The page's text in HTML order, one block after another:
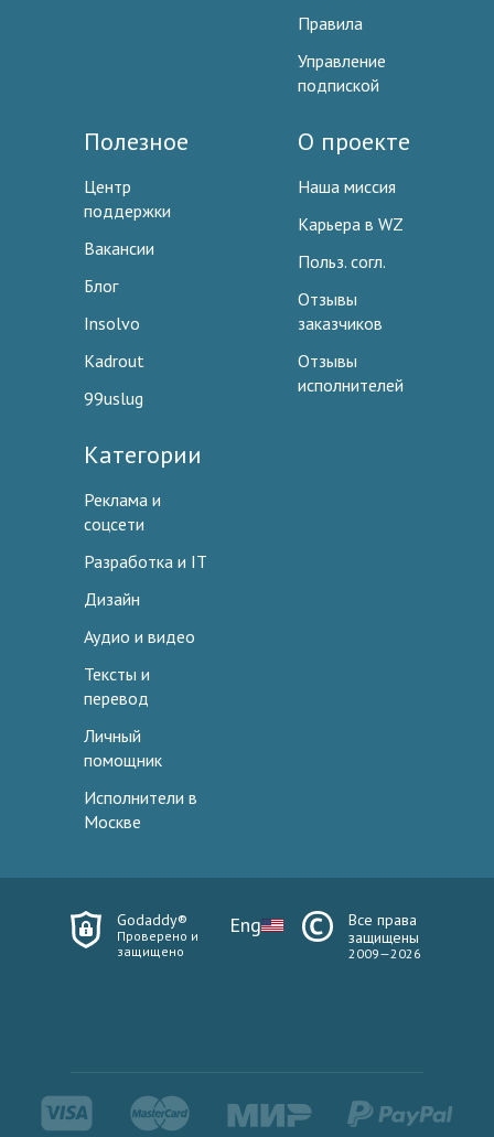
Правила
Управление
подпиской
Полезное
Центр
поддержки
Вакансии
Блог
Insolvo
Kadrout
99uslug
О проекте
Наша миссия
Карьера в WZ
Польз. согл.
Отзывы
заказчиков
Отзывы
исполнителей
Категории
Реклама и
соцсети
Разработка и IT
Дизайн
Аудио и видео
Тексты и
перевод
Личный
помощник
Исполнители в
Москве
Godaddy®
Проверено и
защищено
Eng
Все права
защищены
2009—2026